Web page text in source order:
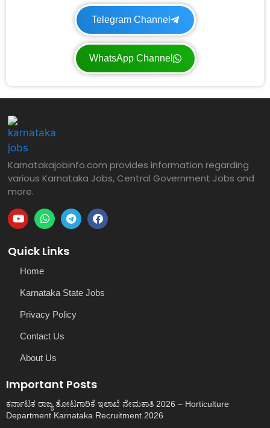
Telegram Channel
WhatsApp Channel
Karnatakajobinfo.com provides information regarding
various Karnataka Jobs, Central Government Jobs and
more.
Quick Links
Home
Karnataka State Jobs
Privacy Policy
Contact Us
About Us
Important Posts
ಕರ್ನಾಟಕ ರಾಜ್ಯ ತೋಟಗಾರಿಕೆ ಇಲಾಖೆ ನೇಮಕಾತಿ 2026 – Horticulture
Department Karnataka Recruitment 2026